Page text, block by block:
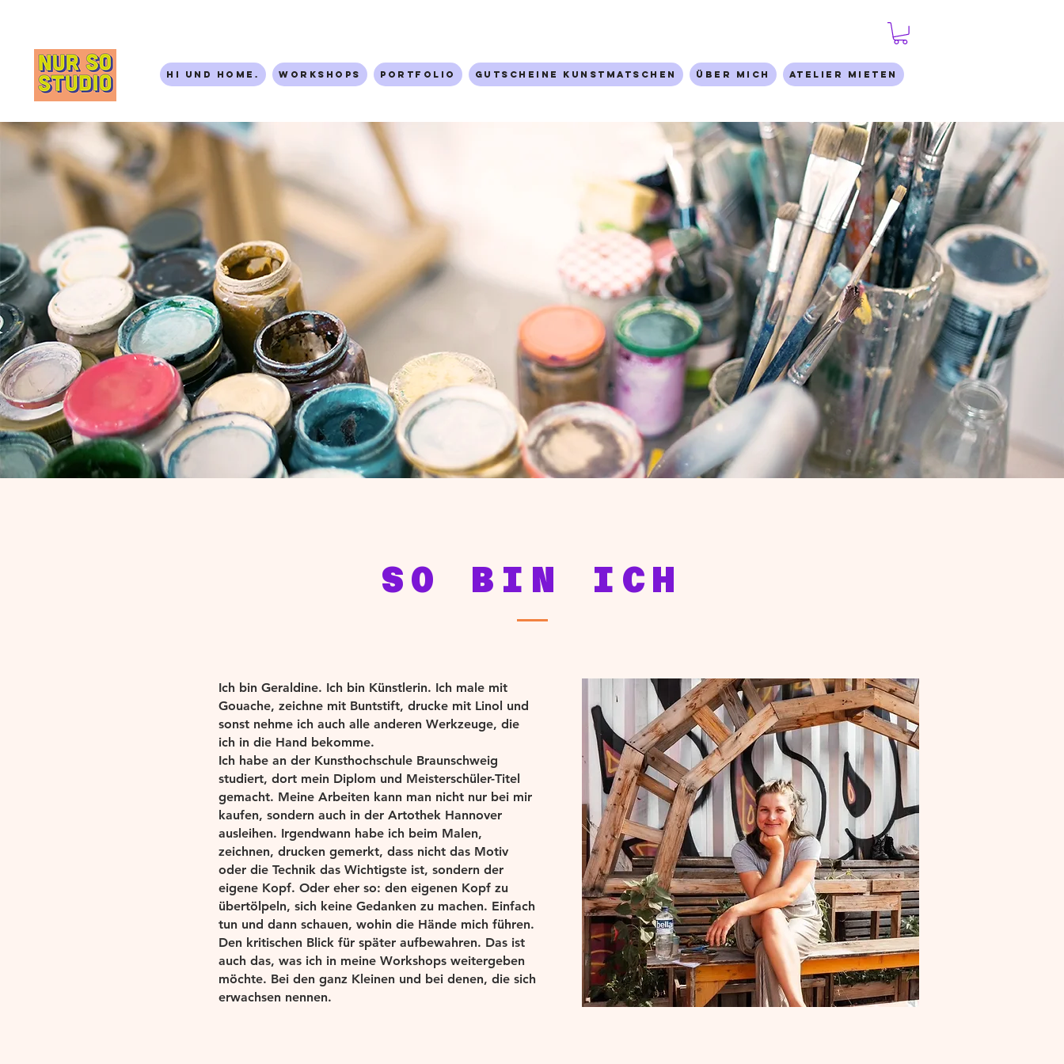
Hi und Home. Workshops Portfolio Gutscheine Kunstmatschen Über mich Atelier mieten
SO BIN ICH
Ich bin Geraldine. Ich bin Künstlerin. Ich male mit
Gouache, zeichne mit Buntstift, drucke mit Linol und
sonst nehme ich auch alle anderen Werkzeuge, die
ich in die Hand bekomme.
Ich habe an der Kunsthochschule Braunschweig
studiert, dort mein Diplom und Meisterschüler-Titel
gemacht. Meine Arbeiten kann man nicht nur bei mir
kaufen, sondern auch in der Artothek Hannover
ausleihen. Irgendwann habe ich beim Malen,
zeichnen, drucken gemerkt, dass nicht das Motiv
oder die Technik das Wichtigste ist, sondern der
eigene Kopf. Oder eher so: den eigenen Kopf zu
übertölpeln, sich keine Gedanken zu machen. Einfach
tun und dann schauen, wohin die Hände mich führen.
Den kritischen Blick für später aufbewahren. Das ist
auch das, was ich in meine Workshops weitergeben
möchte. Bei den ganz Kleinen und bei denen, die sich
erwachsen nennen.